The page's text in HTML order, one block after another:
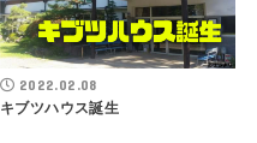
2022.02.08
キブツハウス誕生